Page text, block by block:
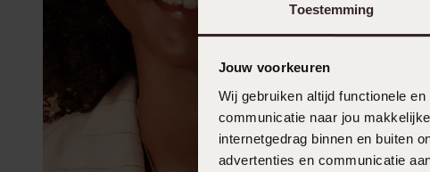
Toestemming
Jouw voorkeuren
Wij gebruiken altijd functionele
communicatie naar jou
internetgedrag binnen en buiten
advertenties en communicatie